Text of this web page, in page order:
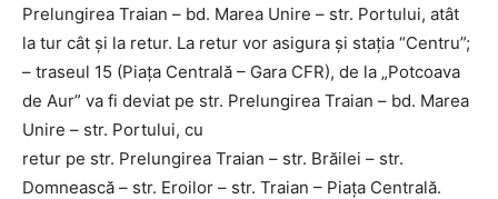
Prelungirea Traian – bd. Marea Unire – str. Portului, atât
la tur cât și la retur. La retur vor asigura și stația “Centru”;
– traseul 15 (Piața Centrală – Gara CFR), de la „Potcoava
de Aur” va fi deviat pe str. Prelungirea Traian – bd. Marea
Unire – str. Portului, cu
retur pe str. Prelungirea Traian – str. Brăilei – str.
Domnească – str. Eroilor – str. Traian – Piața Centrală.